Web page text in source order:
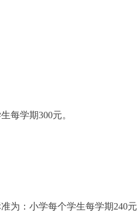
每学期300元。
：小学每个学生每学期240元